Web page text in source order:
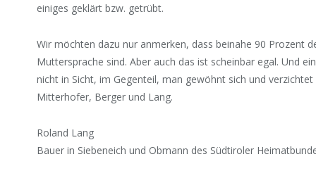
einiges geklärt bzw. getrübt.
Wir möchten dazu nur anmerken, dass beinahe 90 Prozent
Muttersprache sind. Aber auch das ist scheinbar egal. Und
nicht in Sicht, im Gegenteil, man gewöhnt sich und
Mitterhofer, Berger und Lang.
Roland Lang
Bauer in Siebeneich und Obmann des Südtiroler